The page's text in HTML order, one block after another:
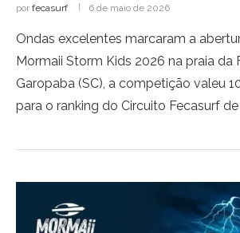
por fecasurf 6 de maio de 2026
Ondas excelentes marcaram a
Mormaii Storm Kids 2026 na praia da
Garopaba (SC), a competição valeu
para o ranking do Circuito Fecasurf de